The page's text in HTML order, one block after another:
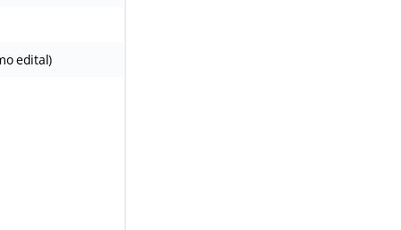
edital)